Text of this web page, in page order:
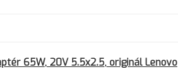
65W, 20V 5.5x2.5, originál Lenovo